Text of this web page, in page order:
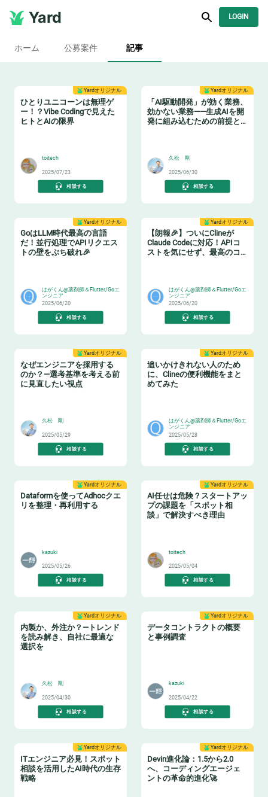
Yard LOGIN
ホーム 公募案件 記事
Yardオリジナル
ひとりユニコーンは無理ゲ
ー！？Vibe Codingで見えた
ヒトとAIの限界
toitech
2025/07/23
相談する
Yardオリジナル
「AI駆動開発」が効く業務、
効かない業務——生成AIを開
発に組み込むための前提と
久松 剛
2025/06/30
相談する
Yardオリジナル
GoはLLM時代最高の言語
だ！並行処理でAPIリクエス
トの壁をぶち破れ🎉
はがくん@薬剤師＆Flutter/Goエ
ンジニア
2025/06/20
相談する
Yardオリジナル
【朗報🎉】ついにClineが
Claude Codeに対応！APIコ
ストを気にせず、最高のコ
はがくん@薬剤師＆Flutter/Goエ
ンジニア
2025/06/20
相談する
Yardオリジナル
なぜエンジニアを採用する
のか？—選考基準を考える前
に見直したい視点
久松 剛
2025/05/29
相談する
Yardオリジナル
追いかけきれない人のため
に、Clineの便利機能をまと
めてみた
はがくん@薬剤師＆Flutter/Goエ
ンジニア
2025/05/28
相談する
Yardオリジナル
Dataformを使ってAdhocクエ
リを整理・再利用する
kazuki
2025/05/26
相談する
Yardオリジナル
AI任せは危険？スタートアッ
プの課題を「スポット相
談」で解決すべき理由
toitech
2025/05/04
相談する
Yardオリジナル
内製か、外注か？—トレンド
を読み解き、自社に最適な
選択を
久松 剛
2025/04/30
相談する
Yardオリジナル
データコントラクトの概要
と事例調査
kazuki
2025/04/22
相談する
Yardオリジナル
ITエンジニア必見！スポット
相談を活用したAI時代の生存
戦略
Yardオリジナル
Devin進化論：1.5から2.0
へ、コーディングエージェ
ントの革命的進化🚀